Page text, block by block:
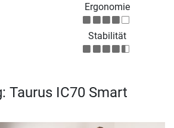
Ergonomie
Stabilität
Taurus IC70 Smart